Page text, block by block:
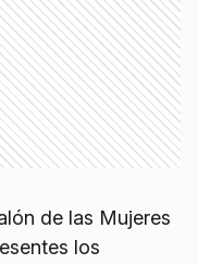
de las Mujeres
los